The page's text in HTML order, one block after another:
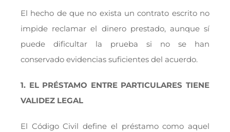
El hecho de que no exista un contrato escrito no
impide reclamar el dinero prestado, aunque sí
puede dificultar la prueba si no se han
conservado evidencias suficientes del acuerdo.
1. EL PRÉSTAMO ENTRE PARTICULARES TIENE
VALIDEZ LEGAL
El Código Civil define el préstamo como aquel